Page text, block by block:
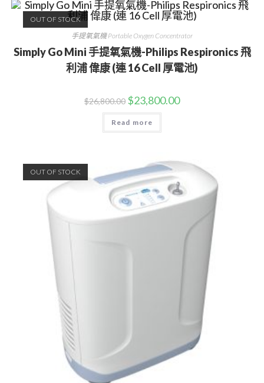
OUT OF STOCK
手提氧氣機 Portable Oxygen Concentrator
Simply Go Mini 手提氧氣機-Philips Respironics 飛
利浦 偉康 (連 16 Cell 厚電池)
$26,800.00 $23,800.00
Read more
OUT OF STOCK